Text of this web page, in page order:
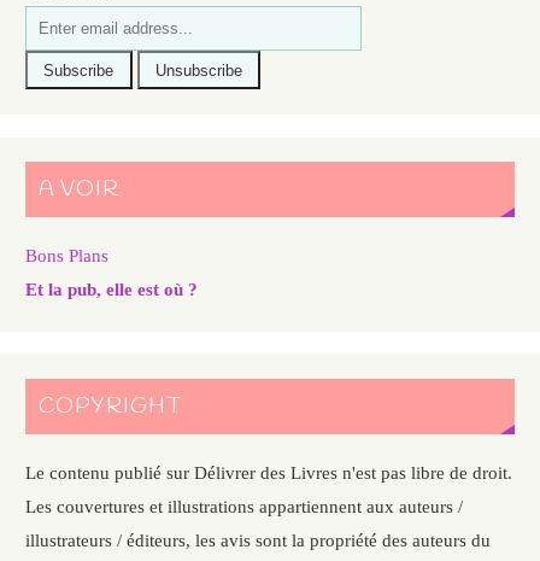
A VOIR
Bons Plans
Et la pub, elle est où ?
COPYRIGHT
Le contenu publié sur Délivrer des Livres n'est pas libre de droit.
Les couvertures et illustrations appartiennent aux auteurs /
illustrateurs / éditeurs, les avis sont la propriété des auteurs du